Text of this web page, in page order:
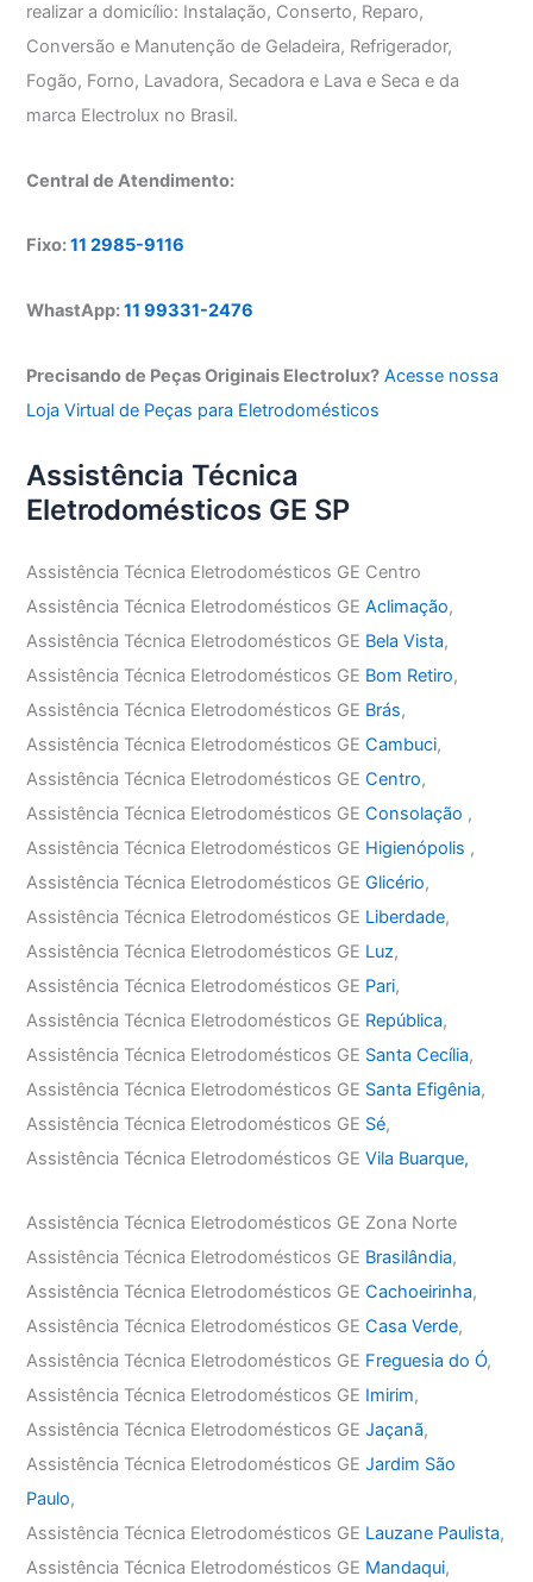
realizar a domicílio: Instalação, Conserto, Reparo,
Conversão e Manutenção de Geladeira, Refrigerador,
Fogão, Forno, Lavadora, Secadora e Lava e Seca e da
marca Electrolux no Brasil.
Central de Atendimento:
Fixo:11 2985-9116
WhastApp:11 99331-2476
Precisando de Peças Originais Electrolux? Acesse nossa
Loja Virtual de Peças para Eletrodomésticos
Assistência Técnica
Eletrodomésticos GE SP
Assistência Técnica Eletrodomésticos GE Centro
Assistência Técnica Eletrodomésticos GEAclimação,
Assistência Técnica Eletrodomésticos GE Bela Vista,
Assistência Técnica Eletrodomésticos GE Bom Retiro,
Assistência Técnica Eletrodomésticos GE Brás,
Assistência Técnica Eletrodomésticos GECambuci,
Assistência Técnica Eletrodomésticos GECentro,
Assistência Técnica Eletrodomésticos GEConsolação ,
Assistência Técnica Eletrodomésticos GE Higienópolis ,
Assistência Técnica Eletrodomésticos GEGlicério,
Assistência Técnica Eletrodomésticos GE Liberdade,
Assistência Técnica Eletrodomésticos GE Luz,
Assistência Técnica Eletrodomésticos GE Pari,
Assistência Técnica Eletrodomésticos GE República,
Assistência Técnica Eletrodomésticos GE Santa Cecília,
Assistência Técnica Eletrodomésticos GE Santa Efigênia,
Assistência Técnica Eletrodomésticos GE Sé,
Assistência Técnica Eletrodomésticos GEVila Buarque,
Assistência Técnica Eletrodomésticos GE Zona Norte
Assistência Técnica Eletrodomésticos GE Brasilândia,
Assistência Técnica Eletrodomésticos GECachoeirinha,
Assistência Técnica Eletrodomésticos GECasa Verde,
Assistência Técnica Eletrodomésticos GE Freguesia do Ó,
Assistência Técnica Eletrodomésticos GE Imirim,
Assistência Técnica Eletrodomésticos GEJaçanã,
Assistência Técnica Eletrodomésticos GEJardim São
Paulo,
Assistência Técnica Eletrodomésticos GE Lauzane Paulista,
Assistência Técnica Eletrodomésticos GE Mandaqui,